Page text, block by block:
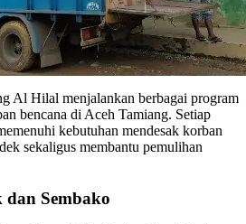
Al Hilal menjalankan berbagai program
bencana di Aceh Tamiang. Setiap
kebutuhan mendesak korban
sekaligus membantu pemulihan
Sembako